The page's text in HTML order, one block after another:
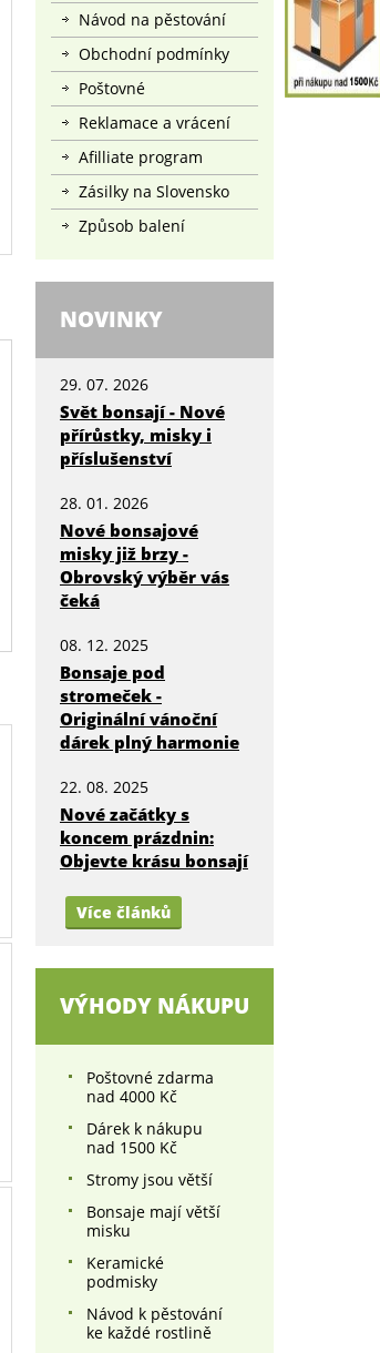
Návod na pěstování
Obchodní podmínky
Poštovné
Reklamace a vrácení
Afilliate program
Zásilky na Slovensko
Způsob balení
NOVINKY
29. 07. 2026
Svět bonsají - Nové
přírůstky, misky i
příslušenství
28. 01. 2026
Nové bonsajové
misky již brzy -
Obrovský výběr vás
čeká
08. 12. 2025
Bonsaje pod
stromeček -
Originální vánoční
dárek plný harmonie
22. 08. 2025
Nové začátky s
koncem prázdnin:
Objevte krásu bonsají
Více článků
VÝHODY NÁKUPU
Poštovné zdarma
nad 4000 Kč
Dárek k nákupu
nad 1500 Kč
Stromy jsou větší
Bonsaje mají větší
misku
Keramické
podmisky
Návod k pěstování
ke každé rostlině